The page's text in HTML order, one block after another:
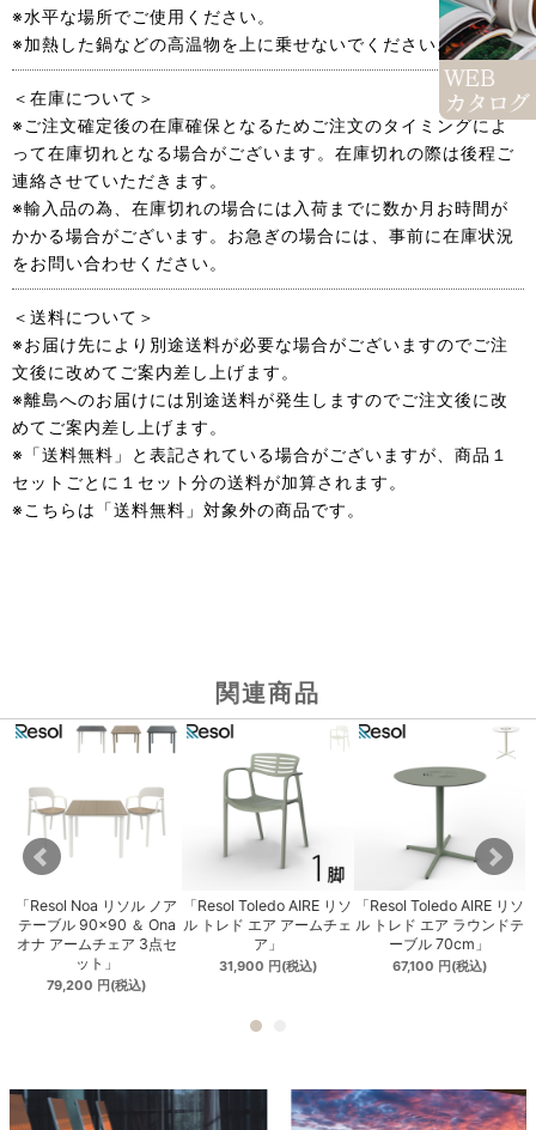
※水平な場所でご使用ください。
※加熱した鍋などの高温物を上に乗せないでください。
＜在庫について＞
※ご注文確定後の在庫確保となるためご注文のタイミングによ
って在庫切れとなる場合がございます。在庫切れの際は後程ご
連絡させていただきます。
※輸入品の為、在庫切れの場合には入荷までに数か月お時間が
かかる場合がございます。お急ぎの場合には、事前に在庫状況
をお問い合わせください。
＜送料について＞
※お届け先により別途送料が必要な場合がございますのでご注
文後に改めてご案内差し上げます。
※離島へのお届けには別途送料が発生しますのでご注文後に改
めてご案内差し上げます。
※「送料無料」と表記されている場合がございますが、商品１
セットごとに１セット分の送料が加算されます。
※こちらは「送料無料」対象外の商品です。
関連商品
「Resol Noa リソル ノア
テーブル 90×90 ＆ Ona
オナ アームチェア 3点セ
ット」
79,200 円 (税込)
「Resol Toledo AIRE リソ
ル トレド エア アームチェ
ア」
31,900 円 (税込)
「Resol Toledo AIRE リソ
ル トレド エア ラウンドテ
ーブル 70cm」
67,100 円 (税込)